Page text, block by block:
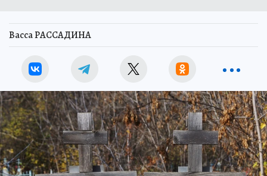
Васса РАССАДИНА